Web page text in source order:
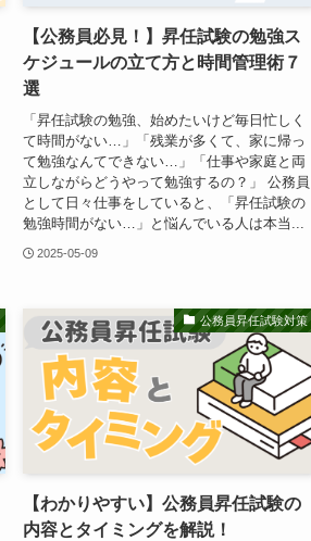
【公務員必見！】昇任試験の勉強ス
ケジュールの立て方と時間管理術７
選
「昇任試験の勉強、始めたいけど毎日忙しく
て時間がない…」「残業が多くて、家に帰っ
て勉強なんてできない…」「仕事や家庭と両
立しながらどうやって勉強するの？」 公務員
として日々仕事をしていると、「昇任試験の
勉強時間がない…」と悩んでいる人は本当...
2025-05-09
公務員昇任試験対策
【わかりやすい】公務員昇任試験の
内容とタイミングを解説！